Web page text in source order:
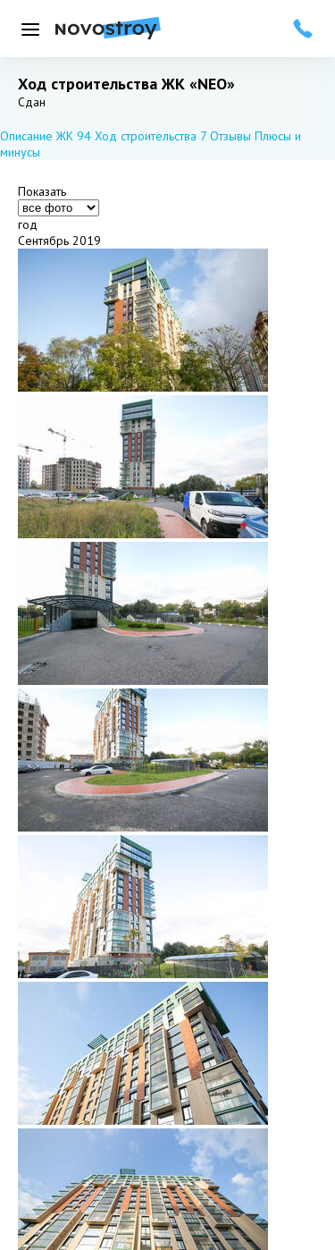
Меню
Ход строительства ЖК «NEO»
Добавить в избранное
Подписаться
Сдан
Описание ЖК 94 Ход строительства 7 Отзывы Плюсы и
минусы
Показать
год
Сентябрь 2019